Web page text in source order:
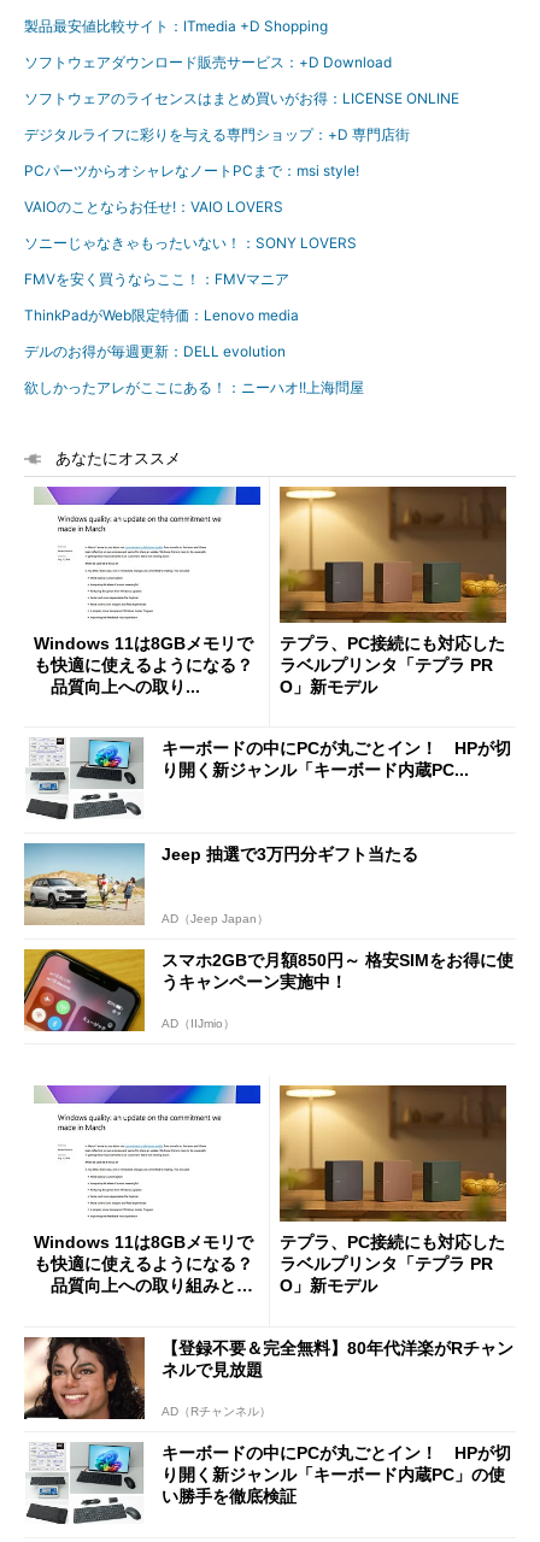
製品最安値比較サイト：ITmedia +D Shopping
ソフトウェアダウンロード販売サービス：+D Download
ソフトウェアのライセンスはまとめ買いがお得：LICENSE ONLINE
デジタルライフに彩りを与える専門ショップ：+D 専門店街
PCパーツからオシャレなノートPCまで：msi style!
VAIOのことならお任せ!：VAIO LOVERS
ソニーじゃなきゃもったいない！：SONY LOVERS
FMVを安く買うならここ！：FMVマニア
ThinkPadがWeb限定特価：Lenovo media
デルのお得が毎週更新：DELL evolution
欲しかったアレがここにある！：ニーハオ!!上海問屋
あなたにオススメ
Windows 11は8GBメモリで
も快適に使えるようになる？
品質向上への取り...
テプラ、PC接続にも対応した
ラベルプリンタ「テプラ PR
O」新モデル
キーボードの中にPCが丸ごとイン！ HPが切
り開く新ジャンル「キーボード内蔵PC...
Jeep 抽選で3万円分ギフト当たる
AD（Jeep Japan）
スマホ2GBで月額850円～ 格安SIMをお得に使
うキャンペーン実施中！
AD（IIJmio）
Windows 11は8GBメモリで
も快適に使えるようになる？
品質向上への取り組みと
テプラ、PC接続にも対応した
ラベルプリンタ「テプラ PR
O」新モデル
【登録不要＆完全無料】80年代洋楽がRチャン
ネルで見放題
AD（Rチャンネル）
キーボードの中にPCが丸ごとイン！ HPが切
り開く新ジャンル「キーボード内蔵PC」の使
い勝手を徹底検証